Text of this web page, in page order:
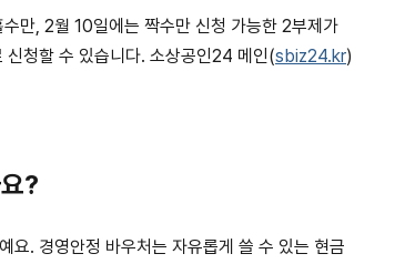
만, 2월 10일에는 짝수만 신청 가능한 2부제가
신청할 수 있습니다. 소상공인24 메인(sbiz24.kr)
?
요. 경영안정 바우처는 자유롭게 쓸 수 있는 현금